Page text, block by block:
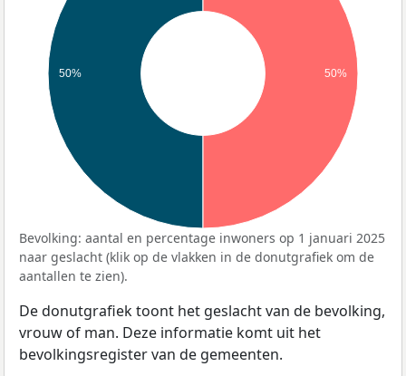
50% 50%
Bevolking: aantal en percentage inwoners op 1 januari 2025
naar geslacht (klik op de vlakken in de donutgrafiek om de
aantallen te zien).
De donutgrafiek toont het geslacht van de bevolking,
vrouw of man. Deze informatie komt uit het
bevolkingsregister van de gemeenten.